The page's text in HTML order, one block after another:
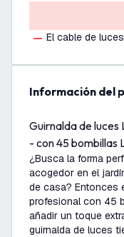
El cable de
información del
Guirnalda de
- con 45 bombillas
¿Busca la forma
acogedor en el
de casa? Entonces
profesional con 45
añadir un toque
guirnalda de luces